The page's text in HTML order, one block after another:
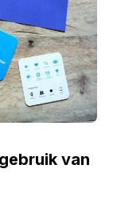
van